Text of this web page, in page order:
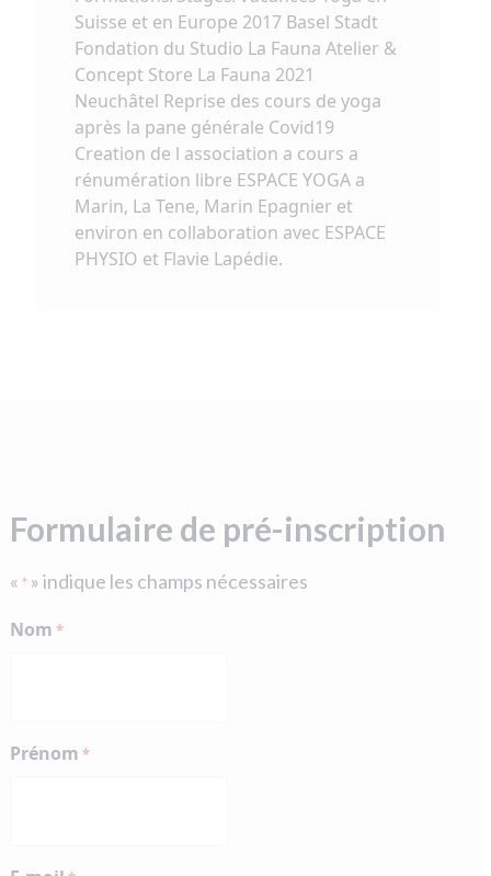
Suisse et en Europe 2017 Basel Stadt
Fondation du Studio La Fauna Atelier &
Concept Store La Fauna 2021
Neuchâtel Reprise des cours de yoga
après la pane générale Covid19
Creation de l association a cours a
rénumération libre ESPACE YOGA a
Marin, La Tene, Marin Epagnier et
environ en collaboration avec ESPACE
PHYSIO et Flavie Lapédie.
Formulaire de pré-inscription
« * » indique les champs nécessaires
Nom *
Prénom *